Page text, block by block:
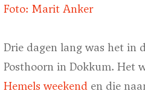
Foto: Marit Anker
Drie dagen lang was het in
Posthoorn in Dokkum. Het
Hemels weekend en die